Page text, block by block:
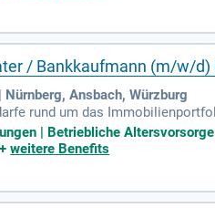
/ Bankkaufmann (m/w/d)
Ansbach, Würzburg
rund um das
Stärke ist es, vertrauensvolle
| Betriebliche
+weitere Benefits